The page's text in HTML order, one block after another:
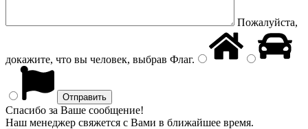
Пожалуйста,
докажите, что вы человек, выбрав Флаг.
Спасибо за Ваше сообщение!
Наш менеджер свяжется с Вами в ближайшее время.